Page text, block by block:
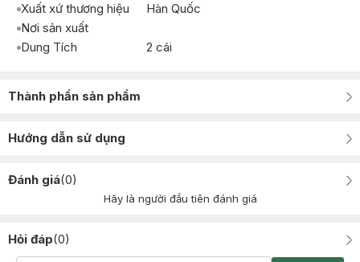
Xuất xứ thương hiệu
Hàn Quốc
Nơi sản xuất
Dung Tích
2 cái
Thành phần sản phẩm
Hướng dẫn sử dụng
Đánh giá(0)
Hãy là người đầu tiên đánh giá
Hỏi đáp(0)